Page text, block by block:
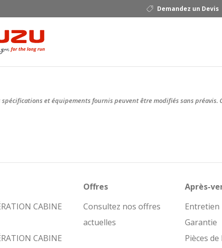
Demandez un Devis
spécifications et équipements fournis peuvent être modifiés sans
CABINE
CABINE
Offres
Consultez nos offres
actuelles
Après-
Entretien
Garantie
Pièces